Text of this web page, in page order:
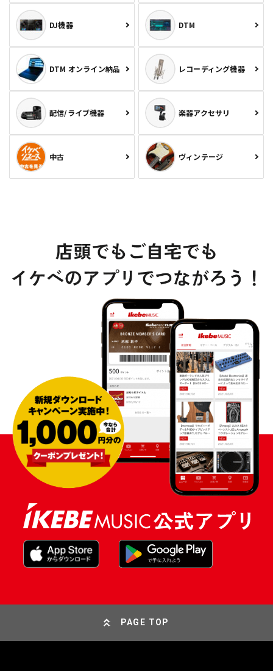
DJ機器 DTM
DTM オンライン納品 レコーディング機器
配信/ライブ機器 楽器アクセサリ
中古 ヴィンテージ
PAGE TOP